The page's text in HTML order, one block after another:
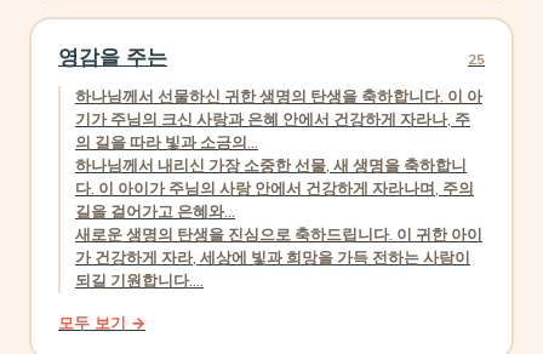
영감을 주는 25
하나님께서 선물하신 귀한 생명의 탄생을 축하합니다. 이 아
기가 주님의 크신 사랑과 은혜 안에서 건강하게 자라나, 주
의 길을 따라 빛과 소금의...
하나님께서 내리신 가장 소중한 선물, 새 생명을 축하합니
다. 이 아이가 주님의 사랑 안에서 건강하게 자라나며, 주의
길을 걸어가고 은혜와...
새로운 생명의 탄생을 진심으로 축하드립니다. 이 귀한 아이
가 건강하게 자라, 세상에 빛과 희망을 가득 전하는 사람이
되길 기원합니다....
모두 보기 →